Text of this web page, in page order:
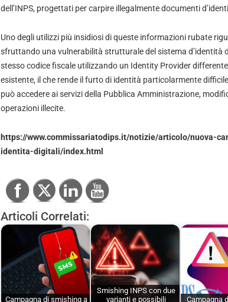
dell’INPS, progettati per carpire illegalmente documenti
Uno degli utilizzi più insidiosi di queste informazioni rubate
sfruttando una vulnerabilità strutturale del sistema d’identità
stesso codice fiscale utilizzando un Identity Provider
esistente, il che rende il furto di identità particolarmente
può accedere ai servizi della Pubblica Amministrazione,
operazioni illecite.
https://www.commissariatodips.it/notizie/articolo/nuova-
identita-digitali/index.html
Articoli Correlati:
Campagna di smishing a
Smishing INPS con due
varianti e possibili
Campagna